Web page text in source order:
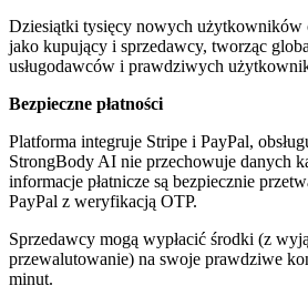
Dziesiątki tysięcy nowych użytkowników
jako kupujący i sprzedawcy, tworząc
usługodawców i prawdziwych
Bezpieczne płatności
Platforma integruje Stripe i PayPal,
StrongBody AI nie przechowuje danych
informacje płatnicze są bezpiecznie
PayPal z weryfikacją OTP.
Sprzedawcy mogą wypłacić środki (z
przewalutowanie) na swoje prawdziwe
minut.